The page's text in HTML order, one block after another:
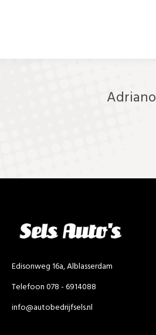
Adriano
Edisonweg 16a, Alblasserdam
Telefoon 078 - 6914088
info@autobedrijfsels.nl